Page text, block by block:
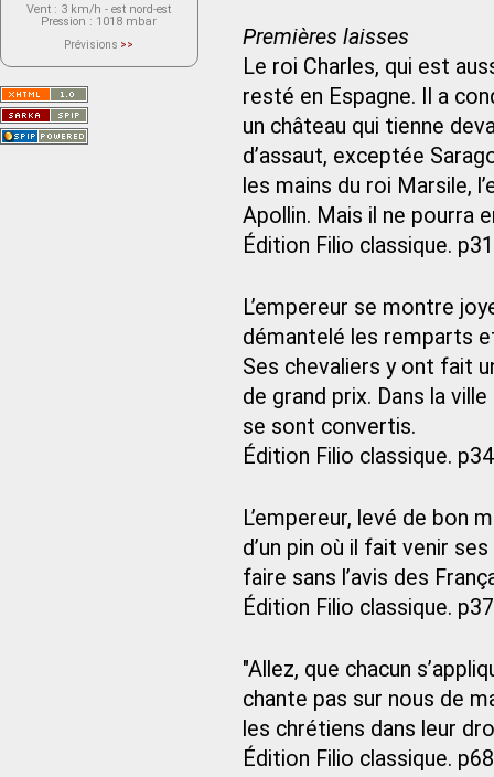
Premières laisses
Le roi Charles, qui est
resté en Espagne. Il a
un château qui tienne
d’assaut, exceptée
les mains du roi Marsile,
Apollin. Mais il ne pourra
Édition Filio classique. p31
L’empereur se montre
démantelé les remparts
Ses chevaliers y ont fait
de grand prix. Dans la
se sont convertis.
Édition Filio classique. p34
L’empereur, levé de bon
d’un pin où il fait venir
faire sans l’avis des
Édition Filio classique. p37
"Allez, que chacun
chante pas sur nous de
les chrétiens dans leur
Édition Filio classique. p68
Vent : 3 km/h - est nord-est
Pression : 1018 mbar
Prévisions >>
actuellement aucune prévision
Saint-Nom.
Veuillez consulter le message du
service ci-dessous.
(401 - Invalid API key. Please see
https://openweathermap.org/faq#error401